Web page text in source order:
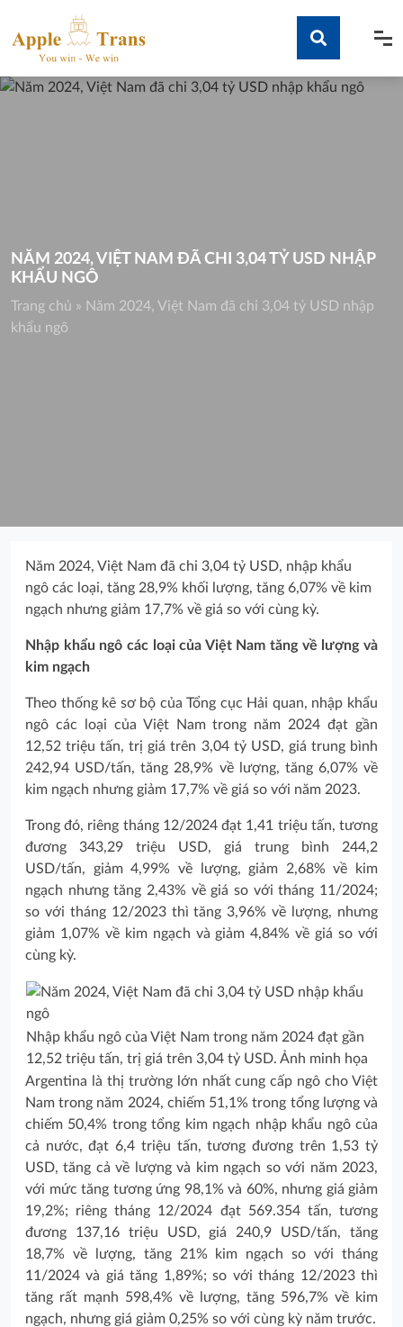
content
Tìm kiếm
NĂM 2024, VIỆT NAM ĐÃ CHI 3,04 TỶ USD NHẬP
KHẨU NGÔ
Trang chủ » Năm 2024, Việt Nam đã chi 3,04 tỷ USD nhập
khẩu ngô
Năm 2024, Việt Nam đã chi 3,04 tỷ USD, nhập khẩu
ngô các loại, tăng 28,9% khối lượng, tăng 6,07% về kim
ngạch nhưng giảm 17,7% về giá so với cùng kỳ.
Nhập khẩu ngô các loại của Việt Nam tăng về lượng và
kim ngạch
Theo thống kê sơ bộ của Tổng cục Hải quan, nhập khẩu
ngô các loại của Việt Nam trong năm 2024 đạt gần
12,52 triệu tấn, trị giá trên 3,04 tỷ USD, giá trung bình
242,94 USD/tấn, tăng 28,9% về lượng, tăng 6,07% về
kim ngạch nhưng giảm 17,7% về giá so với năm 2023.
Trong đó, riêng tháng 12/2024 đạt 1,41 triệu tấn, tương
đương 343,29 triệu USD, giá trung bình 244,2
USD/tấn, giảm 4,99% về lượng, giảm 2,68% về kim
ngạch nhưng tăng 2,43% về giá so với tháng 11/2024;
so với tháng 12/2023 thì tăng 3,96% về lượng, nhưng
giảm 1,07% về kim ngạch và giảm 4,84% về giá so với
cùng kỳ.
Nhập khẩu ngô của Việt Nam trong năm 2024 đạt gần
12,52 triệu tấn, trị giá trên 3,04 tỷ USD. Ảnh minh họa
Argentina là thị trường lớn nhất cung cấp ngô cho Việt
Nam trong năm 2024, chiếm 51,1% trong tổng lượng và
chiếm 50,4% trong tổng kim ngạch nhập khẩu ngô của
cả nước, đạt 6,4 triệu tấn, tương đương trên 1,53 tỷ
USD, tăng cả về lượng và kim ngạch so với năm 2023,
với mức tăng tương ứng 98,1% và 60%, nhưng giá giảm
19,2%; riêng tháng 12/2024 đạt 569.354 tấn, tương
đương 137,16 triệu USD, giá 240,9 USD/tấn, tăng
18,7% về lượng, tăng 21% kim ngạch so với tháng
11/2024 và giá tăng 1,89%; so với tháng 12/2023 thì
tăng rất mạnh 598,4% về lượng, tăng 596,7% về kim
ngạch, nhưng giá giảm 0,25% so với cùng kỳ năm trước.